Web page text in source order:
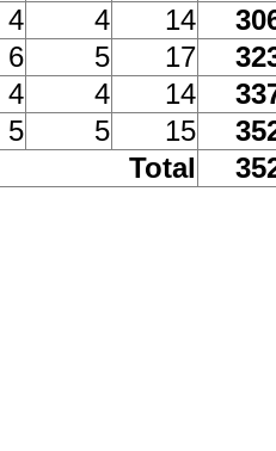
4 4 14
6 5 17
4 4 14
5 5 15
Total